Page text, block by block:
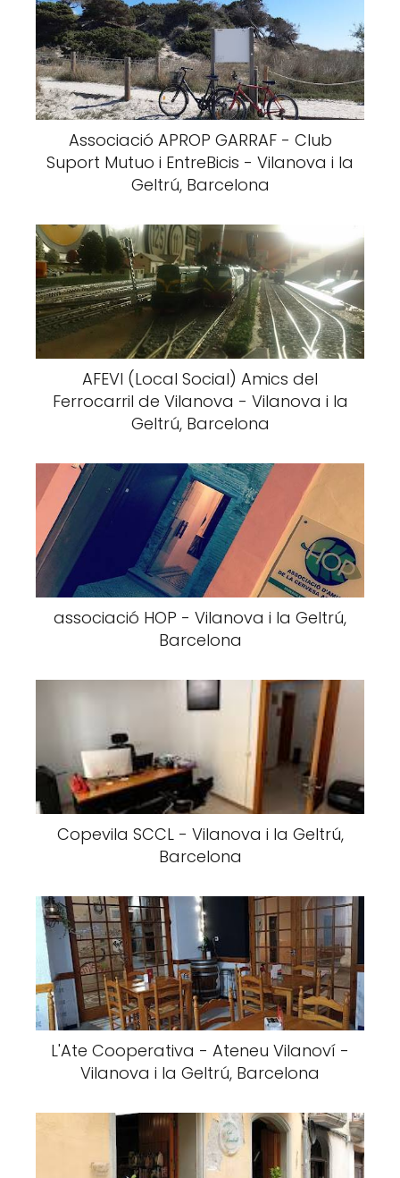
Associació APROP GARRAF - Club
Suport Mutuo i EntreBicis - Vilanova i la
Geltrú, Barcelona
AFEVI (Local Social) Amics del
Ferrocarril de Vilanova - Vilanova i la
Geltrú, Barcelona
associació HOP - Vilanova i la Geltrú,
Barcelona
Copevila SCCL - Vilanova i la Geltrú,
Barcelona
L'Ate Cooperativa - Ateneu Vilanoví -
Vilanova i la Geltrú, Barcelona